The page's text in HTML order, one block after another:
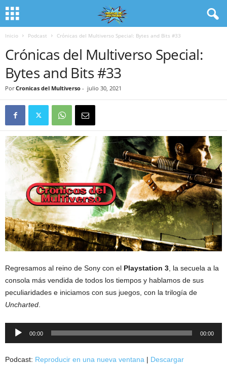
Inicio Podcast Crónicas del Multiverso Special: Bytes and Bits #33
Crónicas del Multiverso Special:
Bytes and Bits #33
Por Cronicas del Multiverso - julio 30, 2021
Regresamos al reino de Sony con el Playstation 3 , la secuela a la
consola más vendida de todos los tiempos y hablamos de sus
peculiaridades e iniciamos con sus juegos, con la trilogía de
Uncharted
Reproductor
00:00 00:00
Podcast: Reproducir en una nueva ventana | Descargar